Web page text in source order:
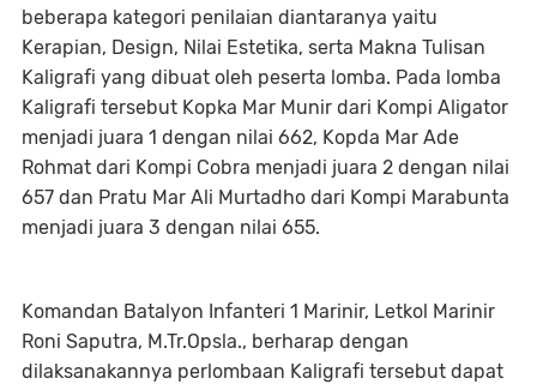
beberapa kategori penilaian diantaranya yaitu
Kerapian, Design, Nilai Estetika, serta Makna Tulisan
Kaligrafi yang dibuat oleh peserta lomba. Pada lomba
Kaligrafi tersebut Kopka Mar Munir dari Kompi Aligator
menjadi juara 1 dengan nilai 662, Kopda Mar Ade
Rohmat dari Kompi Cobra menjadi juara 2 dengan nilai
657 dan Pratu Mar Ali Murtadho dari Kompi Marabunta
menjadi juara 3 dengan nilai 655.
Komandan Batalyon Infanteri 1 Marinir, Letkol Marinir
Roni Saputra, M.Tr.Opsla., berharap dengan
dilaksanakannya perlombaan Kaligrafi tersebut dapat